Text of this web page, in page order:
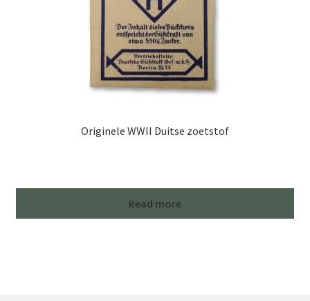
Originele WWII Duitse zoetstof
Read more